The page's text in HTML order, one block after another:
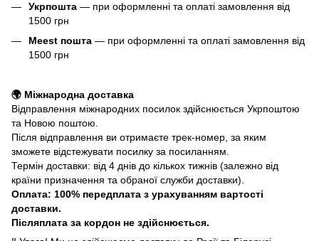
Укрпошта — при оформленні та оплаті замовлення від
1500 грн
Meest пошта — при оформленні та оплаті замовлення від
1500 грн
🌍 Міжнародна доставка
Відправлення міжнародних посилок здійснюється Укрпоштою
та Новою поштою.
Після відправлення ви отримаєте трек-номер, за яким
зможете відстежувати посилку за посиланням.
Термін доставки: від 4 днів до кількох тижнів (залежно від
країни призначення та обраної служби доставки).
Оплата: 100% передплата з урахуванням вартості
доставки.
Післяплата за кордон не здійснюється.